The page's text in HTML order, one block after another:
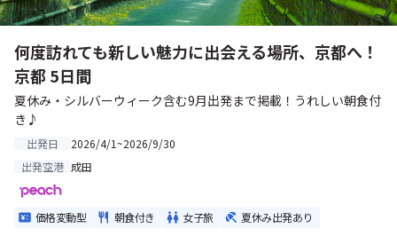
何度訪れても新しい魅力に出会える場所、京都へ！
京都 5日間
夏休み・シルバーウィーク含む9月出発まで掲載！うれしい朝食付
き♪
出発日
2026/4/1~2026/9/30
出発空港 成田
価格変動型 朝食付き 女子旅 夏休み出発あり